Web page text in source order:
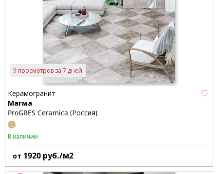
9 просмотров за 7 дней
Керамогранит
Магма
ProGRES Ceramica (Россия)
В наличии
от 1920 руб./м2